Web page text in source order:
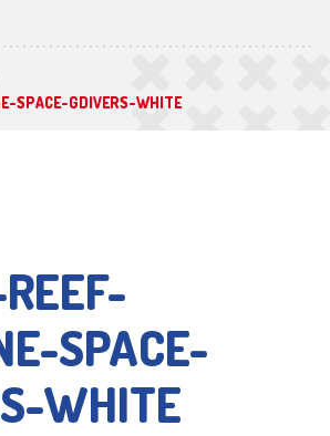
SPACE-GDIVERS-WHITE
SPACE-
WHITE